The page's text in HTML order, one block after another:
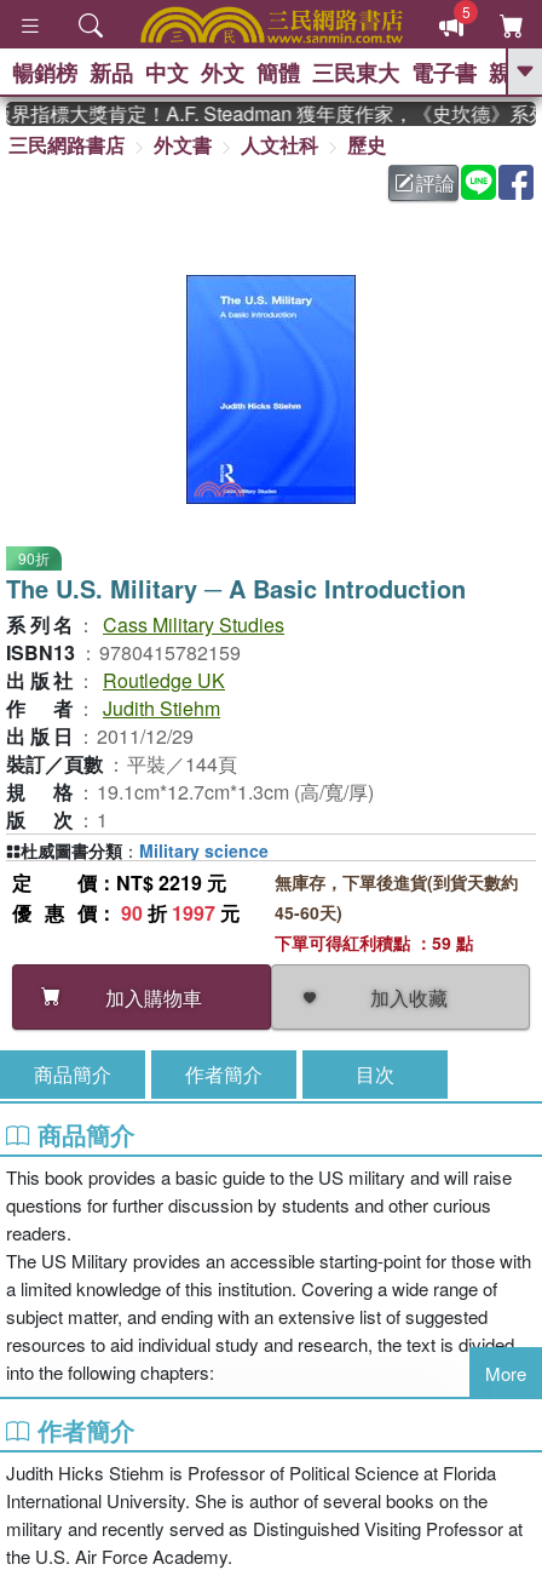
5
GO
熱搜： 東野圭吾 、
父親節 、 如果歷
暑期推薦 、 國際布克
偉大的迷走神經
暢銷榜 新品 中文 外文 簡體 三民東大 電子書 親子
指標大獎肯定！A.F. Steadman 獲年度作家，《史坎德》系列
三民網路書店
外文書 人文社科
歷史
評論
90折
The U.S. Military ─ A Basic Introduction
系列名 ： Cass Military Studies
ISBN13 ： 9780415782159
出版社 ：
Routledge UK
作者 ： Judith Stiehm
出版日 ： 2011/12/29
裝訂／頁數 ： 平裝／144頁
規格 ： 19.1cm*12.7cm*1.3cm (高/寬/厚)
版次 ： 1
定價 ：NT$ 2219 元
優惠價 ： 90折1997 元
加入購物車 加入收藏
無庫存，下單後進貨(到貨天數約
45-60天)
下單可得紅利積點 ：59 點
杜威圖書分類 ： Military science
商品簡介 作者簡介 目次
商品簡介
This book provides a basic guide to the US military and will raise
questions for further discussion by students and other curious
readers.
The US Military provides an accessible starting-point for those with
a limited knowledge of this institution. Covering a wide range of
subject matter, and ending with an extensive list of suggested
resources to aid individual study and research, the text is divided
into the following chapters:
The A, B, Cs
Strategy and Doctrine
More
作者簡介
Judith Hicks Stiehm is Professor of Political Science at Florida
International University. She is author of several books on the
military and recently served as Distinguished Visiting Professor at
the U.S. Air Force Academy.